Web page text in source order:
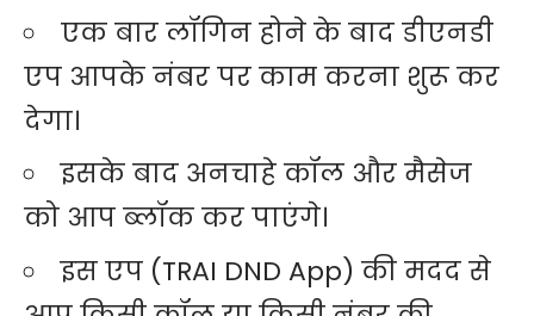
एक बार लॉगिन होने के बाद डीएनडी
एप आपके नंबर पर काम करना शुरू कर
देगा।
इसके बाद अनचाहे कॉल और मैसेज
को आप ब्लॉक कर पाएंगे।
इस एप (TRAI DND App) की मदद से